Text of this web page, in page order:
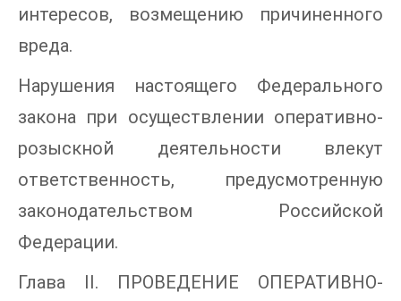
интересов, возмещению причиненного
вреда.
Нарушения настоящего Федерального
закона при осуществлении оперативно-
розыскной деятельности влекут
ответственность, предусмотренную
законодательством Российской
Федерации.
Глава II. ПРОВЕДЕНИЕ ОПЕРАТИВНО-